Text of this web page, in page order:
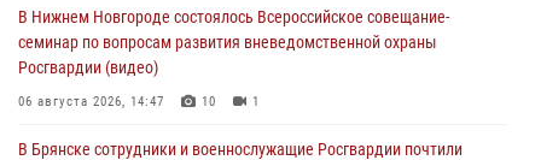
В Нижнем Новгороде состоялось Всероссийское совещание-
семинар по вопросам развития вневедомственной охраны
Росгвардии (видео)
06 августа 2026, 14:47 10 1
В Брянске сотрудники и военнослужащие Росгвардии почтили